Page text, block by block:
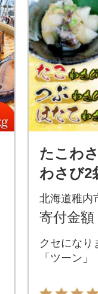
たこわ
わさび2
さび2袋
北海道稚内
寄付金額
クセになり
「ツーン」